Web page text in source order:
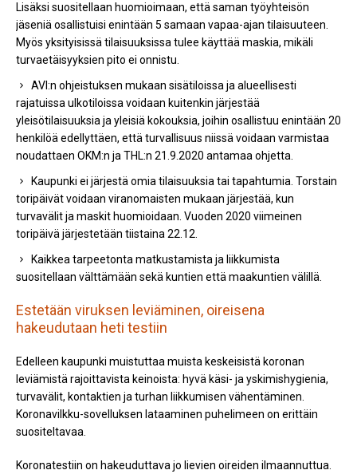
Lisäksi suositellaan huomioimaan, että saman työyhteisön
jäseniä osallistuisi enintään 5 samaan vapaa-ajan tilaisuuteen.
Myös yksityisissä tilaisuuksissa tulee käyttää maskia, mikäli
turvaetäisyyksien pito ei onnistu.
AVI:n ohjeistuksen mukaan sisätiloissa ja alueellisesti
rajatuissa ulkotiloissa voidaan kuitenkin järjestää
yleisötilaisuuksia ja yleisiä kokouksia, joihin osallistuu enintään 20
henkilöä edellyttäen, että turvallisuus niissä voidaan varmistaa
noudattaen OKM:n ja THL:n 21.9.2020 antamaa ohjetta.
Kaupunki ei järjestä omia tilaisuuksia tai tapahtumia. Torstain
toripäivät voidaan viranomaisten mukaan järjestää, kun
turvavälit ja maskit huomioidaan. Vuoden 2020 viimeinen
toripäivä järjestetään tiistaina 22.12.
Kaikkea tarpeetonta matkustamista ja liikkumista
suositellaan välttämään sekä kuntien että maakuntien välillä.
Estetään viruksen leviäminen, oireisena
hakeudutaan heti testiin
Edelleen kaupunki muistuttaa muista keskeisistä koronan
leviämistä rajoittavista keinoista: hyvä käsi- ja yskimishygienia,
turvavälit, kontaktien ja turhan liikkumisen vähentäminen.
Koronavilkku-sovelluksen lataaminen puhelimeen on erittäin
suositeltavaa.
Koronatestiin on hakeuduttava jo lievien oireiden ilmaannuttua.